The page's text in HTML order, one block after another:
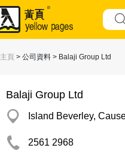
主頁 > 公司資料 > Balaji Group Ltd
Balaji Group Ltd
Island Beverley,
2561 2968